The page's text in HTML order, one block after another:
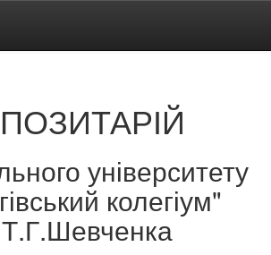
університету
колегіум"